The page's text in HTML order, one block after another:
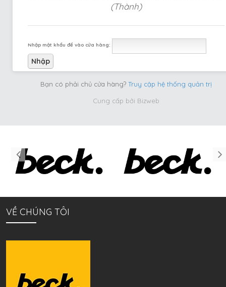
(Thành)
Nhập mật khẩu để vào cửa hàng:
Bạn có phải chủ cửa hàng? Truy cập hệ thống quản trị
Cung cấp bởi Bizweb
VỀ CHÚNG TÔI